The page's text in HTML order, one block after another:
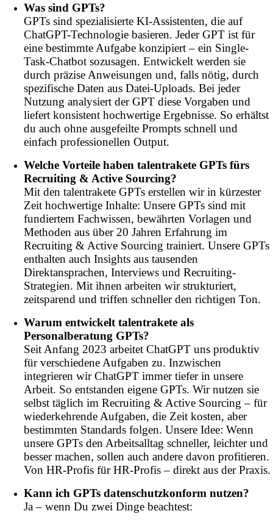
Was sind GPTs?
GPTs sind spezialisierte KI-Assistenten, die auf
ChatGPT-Technologie basieren. Jeder GPT ist für
eine bestimmte Aufgabe konzipiert – ein Single-
Task-Chatbot sozusagen. Entwickelt werden sie
durch präzise Anweisungen und, falls nötig, durch
spezifische Daten aus Datei-Uploads. Bei jeder
Nutzung analysiert der GPT diese Vorgaben und
liefert konsistent hochwertige Ergebnisse. So erhältst
du auch ohne ausgefeilte Prompts schnell und
einfach professionellen Output.
Welche Vorteile haben talentrakete GPTs fürs
Recruiting & Active Sourcing?
Mit den talentrakete GPTs erstellen wir in kürzester
Zeit hochwertige Inhalte: Unsere GPTs sind mit
fundiertem Fachwissen, bewährten Vorlagen und
Methoden aus über 20 Jahren Erfahrung im
Recruiting & Active Sourcing trainiert. Unsere GPTs
enthalten auch Insights aus tausenden
Direktansprachen, Interviews und Recruiting-
Strategien. Mit ihnen arbeiten wir strukturiert,
zeitsparend und triffen schneller den richtigen Ton.
Warum entwickelt talentrakete als
Personalberatung GPTs?
Seit Anfang 2023 arbeitet ChatGPT uns produktiv
für verschiedene Aufgaben zu. Inzwischen
integrieren wir ChatGPT immer tiefer in unsere
Arbeit. So entstanden eigene GPTs. Wir nutzen sie
selbst täglich im Recruiting & Active Sourcing – für
wiederkehrende Aufgaben, die Zeit kosten, aber
bestimmten Standards folgen. Unsere Idee: Wenn
unsere GPTs den Arbeitsalltag schneller, leichter und
besser machen, sollen auch andere davon profitieren.
Von HR-Profis für HR-Profis – direkt aus der Praxis.
Kann ich GPTs datenschutzkonform nutzen?
Ja – wenn Du zwei Dinge beachtest: